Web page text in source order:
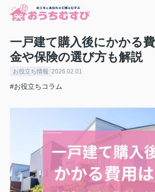
一戸建て購入後にかかる
金や保険の選び方も解説
お役立ち情報 2026.02.01
#お役立ちコラム